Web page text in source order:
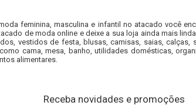
feminina, masculina e infantil no atacado você
de moda online e deixe a sua loja ainda mais
vestidos de festa, blusas, camisas, saias,
cama, mesa, banho, utilidades domésticas,
alimentares.
Receba novidades e promoções